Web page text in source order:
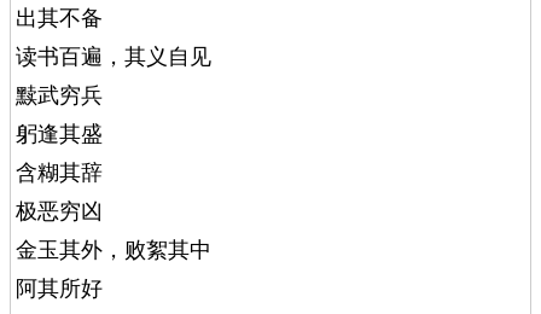
出其不备
读书百遍，其义自见
黩武穷兵
躬逢其盛
含糊其辞
极恶穷凶
金玉其外，败絮其中
阿其所好